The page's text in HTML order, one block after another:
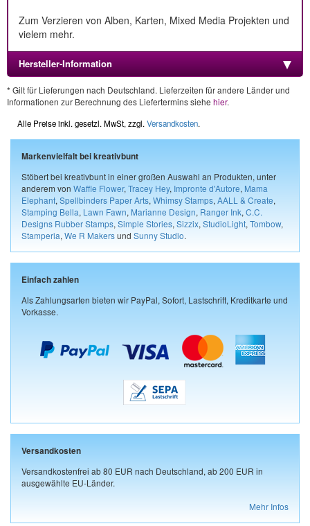
Zum Verzieren von Alben, Karten, Mixed Media Projekten und
vielem mehr.
Hersteller-Information
* Gilt für Lieferungen nach Deutschland. Lieferzeiten für andere Länder und
Informationen zur Berechnung des Liefertermins siehe hier.
Alle Preise inkl. gesetzl. MwSt, zzgl. Versandkosten.
Markenvielfalt bei kreativbunt
Stöbert bei kreativbunt in einer großen Auswahl an Produkten, unter
anderem von Waffle Flower, Tracey Hey, Impronte d'Autore, Mama
Elephant, Spellbinders Paper Arts, Whimsy Stamps, AALL & Create,
Stamping Bella, Lawn Fawn, Marianne Design, Ranger Ink, C.C.
Designs Rubber Stamps, Simple Stories, Sizzix, StudioLight, Tombow,
Stamperia, We R Makersund Sunny Studio.
Einfach zahlen
Als Zahlungsarten bieten wir PayPal, Sofort, Lastschrift, Kreditkarte und
Vorkasse.
Versandkosten
Versandkostenfrei ab 80 EUR nach Deutschland, ab 200 EUR in
ausgewählte EU-Länder.
Mehr Infos